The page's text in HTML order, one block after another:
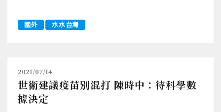
國外 水水台灣
2021/07/14
世衛建議疫苗別混打 陳時中：待科學數
據決定